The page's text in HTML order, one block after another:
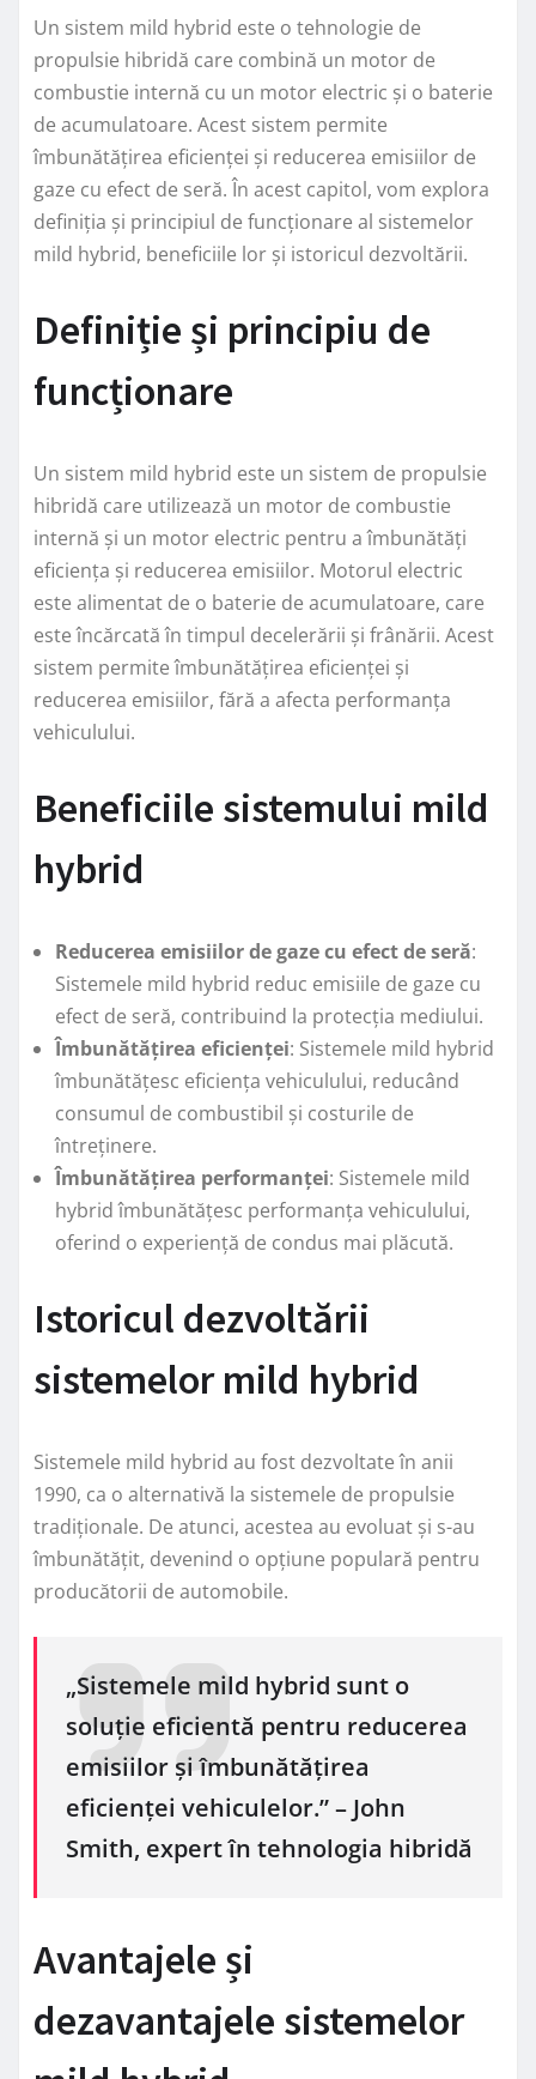
Un sistem mild hybrid este o tehnologie de
propulsie hibridă care combină un motor de
combustie internă cu un motor electric și o baterie
de acumulatoare. Acest sistem permite
îmbunătățirea eficienței și reducerea emisiilor de
gaze cu efect de seră. În acest capitol, vom explora
definiția și principiul de funcționare al sistemelor
mild hybrid, beneficiile lor și istoricul dezvoltării.
Definiție și principiu de
funcționare
Un sistem mild hybrid este un sistem de propulsie
hibridă care utilizează un motor de combustie
internă și un motor electric pentru a îmbunătăți
eficiența și reducerea emisiilor. Motorul electric
este alimentat de o baterie de acumulatoare, care
este încărcată în timpul decelerării și frânării. Acest
sistem permite îmbunătățirea eficienței și
reducerea emisiilor, fără a afecta performanța
vehiculului.
Beneficiile sistemului mild
hybrid
Reducerea emisiilor de gaze cu efect de seră:
Sistemele mild hybrid reduc emisiile de gaze cu
efect de seră, contribuind la protecția mediului.
Îmbunătățirea eficienței: Sistemele mild hybrid
îmbunătățesc eficiența vehiculului, reducând
consumul de combustibil și costurile de
întreținere.
Îmbunătățirea performanței: Sistemele mild
hybrid îmbunătățesc performanța vehiculului,
oferind o experiență de condus mai plăcută.
Istoricul dezvoltării
sistemelor mild hybrid
Sistemele mild hybrid au fost dezvoltate în anii
1990, ca o alternativă la sistemele de propulsie
tradiționale. De atunci, acestea au evoluat și s-au
îmbunătățit, devenind o opțiune populară pentru
producătorii de automobile.
„Sistemele mild hybrid sunt o
soluție eficientă pentru reducerea
emisiilor și îmbunătățirea
eficienței vehiculelor.” – John
Smith, expert în tehnologia hibridă
Avantajele și
dezavantajele sistemelor